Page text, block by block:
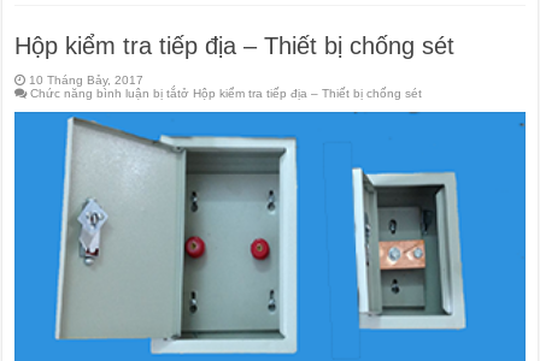
Hộp kiểm tra tiếp địa – Thiết bị chống sét
10 Tháng Bảy, 2017
Chức năng bình luận bị tắtở Hộp kiểm tra tiếp địa – Thiết bị chống sét